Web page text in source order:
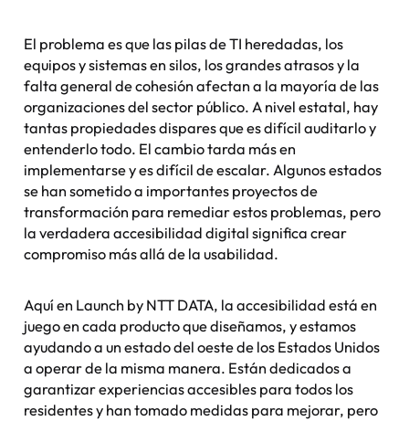
El problema es que las pilas de TI heredadas, los
equipos y sistemas en silos, los grandes atrasos y la
falta general de cohesión afectan a la mayoría de las
organizaciones del sector público. A nivel estatal, hay
tantas propiedades dispares que es difícil auditarlo y
entenderlo todo. El cambio tarda más en
implementarse y es difícil de escalar. Algunos estados
se han sometido a importantes proyectos de
transformación para remediar estos problemas, pero
la verdadera accesibilidad digital significa crear
compromiso más allá de la usabilidad.
Aquí en Launch by NTT DATA, la accesibilidad está en
juego en cada producto que diseñamos, y estamos
ayudando a un estado del oeste de los Estados Unidos
a operar de la misma manera. Están dedicados a
garantizar experiencias accesibles para todos los
residentes y han tomado medidas para mejorar, pero